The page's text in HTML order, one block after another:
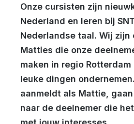
Onze cursisten zijn
Nederland en leren bij
Nederlandse taal. Wij zijn
Matties die onze
maken in regio Rotterdam
leuke dingen
aanmeldt als Mattie,
naar de deelnemer die